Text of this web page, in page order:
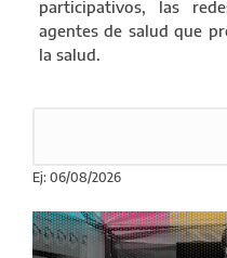
participativos, las
agentes de salud que
la salud.
Ej: 06/08/2026